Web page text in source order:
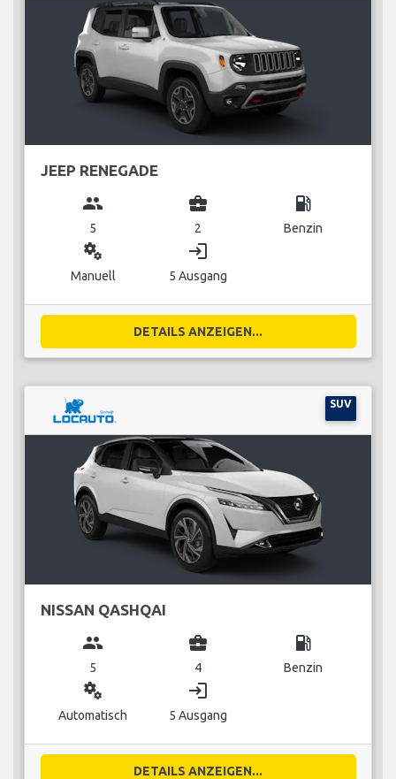
JEEP RENEGADE
group
5
business_center
2
local_gas_station
Benzin
miscellaneous_services
Manuell
login
5 Ausgang
DETAILS ANZEIGEN...
SUV
NISSAN QASHQAI
group
5
business_center
4
local_gas_station
Benzin
miscellaneous_services
Automatisch
login
5 Ausgang
DETAILS ANZEIGEN...